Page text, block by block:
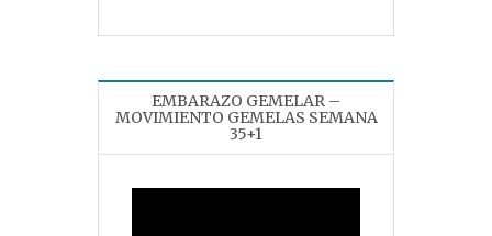
EMBARAZO GEMELAR –
MOVIMIENTO GEMELAS SEMANA
35+1